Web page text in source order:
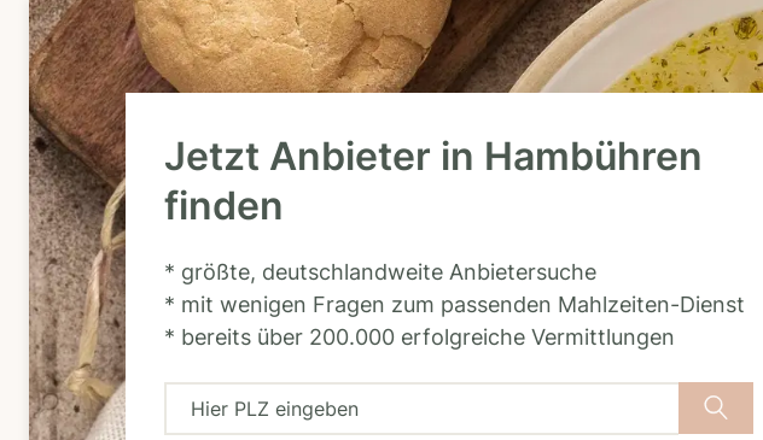
Jetzt Anbieter in Hambühren
finden
* größte, deutschlandweite Anbietersuche
* mit wenigen Fragen zum passenden Mahlzeiten-Dienst
* bereits über 200.000 erfolgreiche Vermittlungen
H